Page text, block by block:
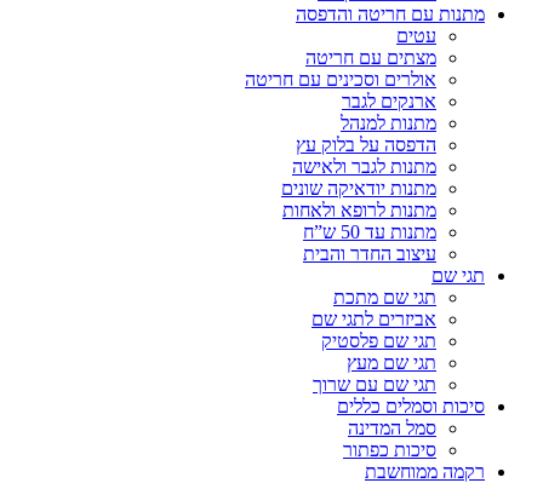
מתנות עם חריטה והדפסה
עטים
מצתים עם חריטה
אולרים וסכינים עם חריטה
ארנקים לגבר
מתנות למנהל
הדפסה על בלוק עץ
מתנות לגבר ולאישה
מתנות יודאיקה שונים
מתנות לרופא ולאחות
מתנות עד 50 ש”ח
עיצוב החדר והבית
תגי שם
תגי שם מתכת
אביזרים לתגי שם
תגי שם פלסטיק
תגי שם מעץ
תגי שם עם שרוך
סיכות וסמלים כללים
סמל המדינה
סיכות כפתור
רקמה ממוחשבת